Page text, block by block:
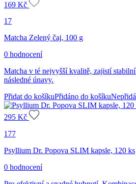
169 Kč
17
Matcha Zelený čaj, 100 g
0 hodnocení
Matcha v té nejvyšší kvalitě, zajistí
následné únavy.
Přidat do košíkuPřidáno do košíku
295 Kč
177
Psyllium Dr. Popova SLIM kapsle, 120 ks
0 hodnocení